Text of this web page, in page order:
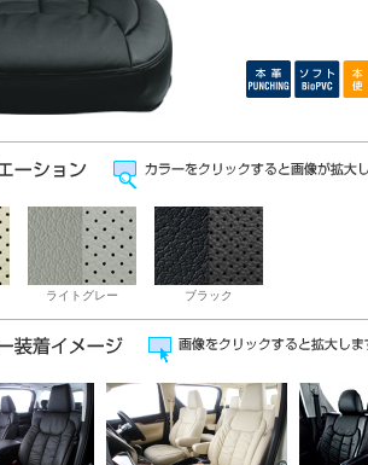
ライトグレー ブラック